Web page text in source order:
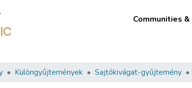
Communities
Különgyűjtemények Sajtókivágat-gyűjtemény